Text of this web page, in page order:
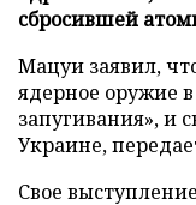
сбросившей
Мацуи заявил,
ядерное оружие
запугивания», и
Украине,
Свое